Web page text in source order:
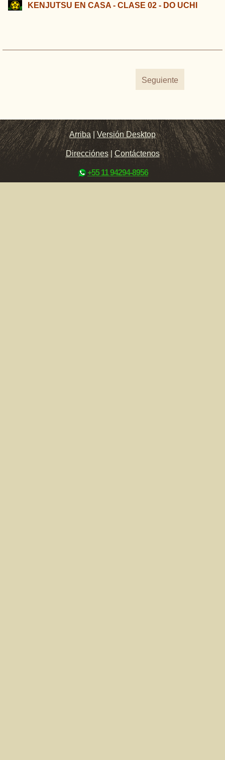
KENJUTSU EN CASA - CLASE 02 - DO UCHI
Seguiente
Arriba |Versión Desktop
Direcciónes| Contáctenos
+55 11 94294-8956